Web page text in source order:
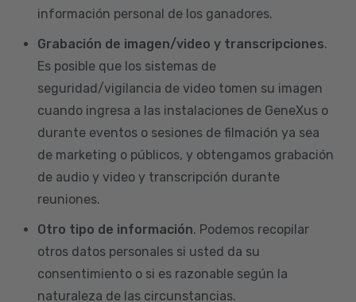
información personal de los ganadores.
Grabación de imagen/video y transcripciones.
Es posible que los sistemas de
seguridad/vigilancia de video tomen su imagen
cuando ingresa a las instalaciones de GeneXus o
durante eventos o sesiones de filmación ya sea
de marketing o públicos, y obtengamos grabación
de audio y video y transcripción durante
reuniones.
Otro tipo de información. Podemos recopilar
otros datos personales si usted da su
consentimiento o si es razonable según la
naturaleza de las circunstancias.